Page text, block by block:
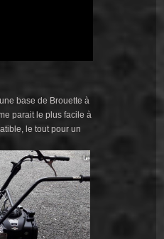
base de Brouette à
parait le plus facile à
le tout pour un